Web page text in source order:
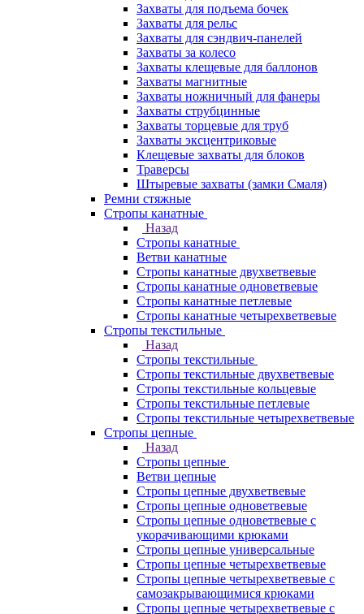
Захваты для подъема бочек
Захваты для рельс
Захваты для сэндвич-панелей
Захваты за колесо
Захваты клещевые для баллонов
Захваты магнитные
Захваты ножничный для фанеры
Захваты струбцинные
Захваты торцевые для труб
Захваты эксцентриковые
Клещевые захваты для блоков
Траверсы
Штыревые захваты (замки Смаля)
Ремни стяжные
Стропы канатные
Назад
Стропы канатные
Ветви канатные
Стропы канатные двухветвевые
Стропы канатные одноветвевые
Стропы канатные петлевые
Стропы канатные четырехветвевые
Стропы текстильные
Назад
Стропы текстильные
Стропы текстильные двухветвевые
Стропы текстильные кольцевые
Стропы текстильные петлевые
Стропы текстильные четырехветвевые
Стропы цепные
Назад
Стропы цепные
Ветви цепные
Стропы цепные двухветвевые
Стропы цепные одноветвевые
Стропы цепные одноветвевые с
укорачивающими крюками
Стропы цепные универсальные
Стропы цепные четырехветвевые
Стропы цепные четырехветвевые с
самозакрывающимися крюками
Стропы цепные четырехветвевые с